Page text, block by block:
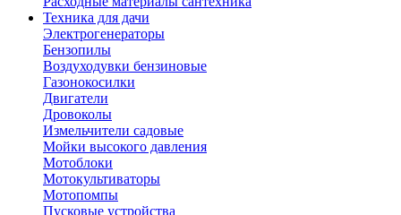
Техника для дачи
Электрогенераторы
Бензопилы
Воздуходувки бензиновые
Газонокосилки
Двигатели
Дровоколы
Измельчители садовые
Мойки высокого давления
Мотоблоки
Мотокультиваторы
Мотопомпы
Пусковые устройства